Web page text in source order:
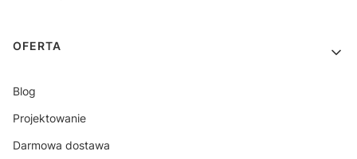
OFERTA
Blog
Projektowanie
Darmowa dostawa